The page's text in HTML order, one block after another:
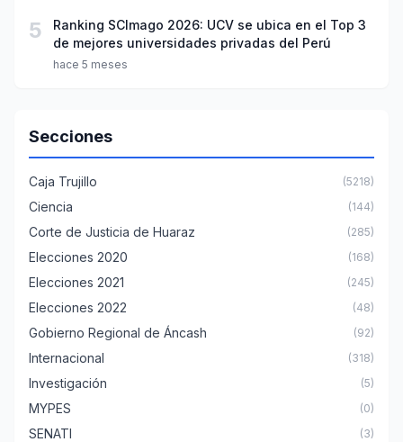
5
Ranking SCImago 2026: UCV se ubica en el Top 3
de mejores universidades privadas del Perú
hace 5 meses
Secciones
Caja Trujillo (5218)
Ciencia (144)
Corte de Justicia de Huaraz (285)
Elecciones 2020 (168)
Elecciones 2021 (245)
Elecciones 2022 (48)
Gobierno Regional de Áncash (92)
Internacional (318)
Investigación (5)
MYPES (0)
SENATI (3)